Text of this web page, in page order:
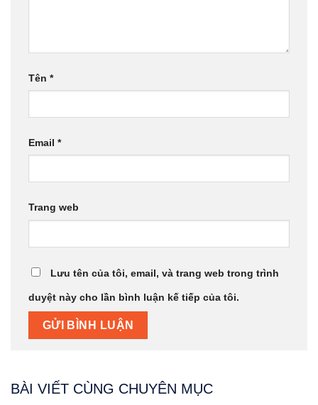
Tên *
Email *
Trang web
Lưu tên của tôi, email, và trang web trong trình
duyệt này cho lần bình luận kế tiếp của tôi.
BÀI VIẾT CÙNG CHUYÊN MỤC